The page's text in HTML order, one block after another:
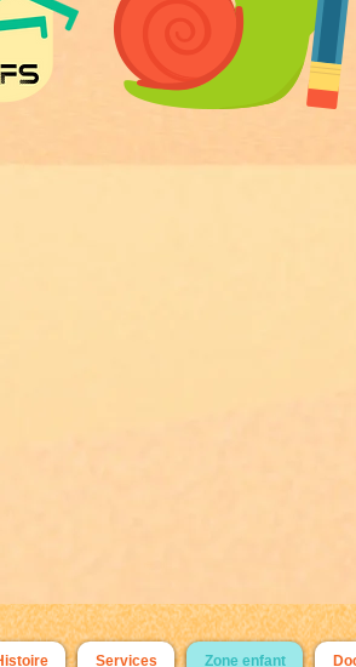
Services Zone enfant